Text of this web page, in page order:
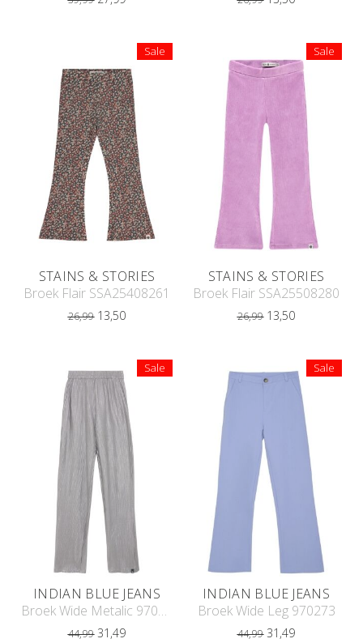
STAINS & STORIES
Broek Flair SSA25408261
26,99 13,50
Sale
STAINS & STORIES
Broek Flair SSA25508280
26,99 13,50
Sale
INDIAN BLUE JEANS
Broek Wide Metalic 970159
44,99 31,49
Sale
INDIAN BLUE JEANS
Broek Wide Leg 970273
44,99 31,49
Sale